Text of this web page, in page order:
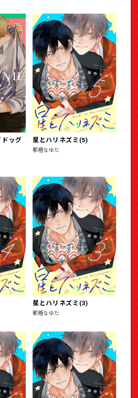
ドッグ
星とハリネズミ(5)
那梧なゆた
星とハリネズミ(3)
那梧なゆた